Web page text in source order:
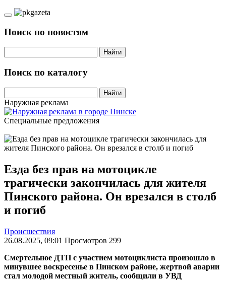
Поиск по новостям
Найти
Поиск по каталогу
Найти
Наружная реклама
Специальные предложения
Езда без прав на мотоцикле
трагически закончилась для жителя
Пинского района. Он врезался в столб
и погиб
Происшествия
26.08.2025, 09:01 Просмотров 299
Смертельное ДТП с участием мотоциклиста произошло в
минувшее воскресенье в Пинском районе, жертвой аварии
стал молодой местный житель, сообщили в УВД